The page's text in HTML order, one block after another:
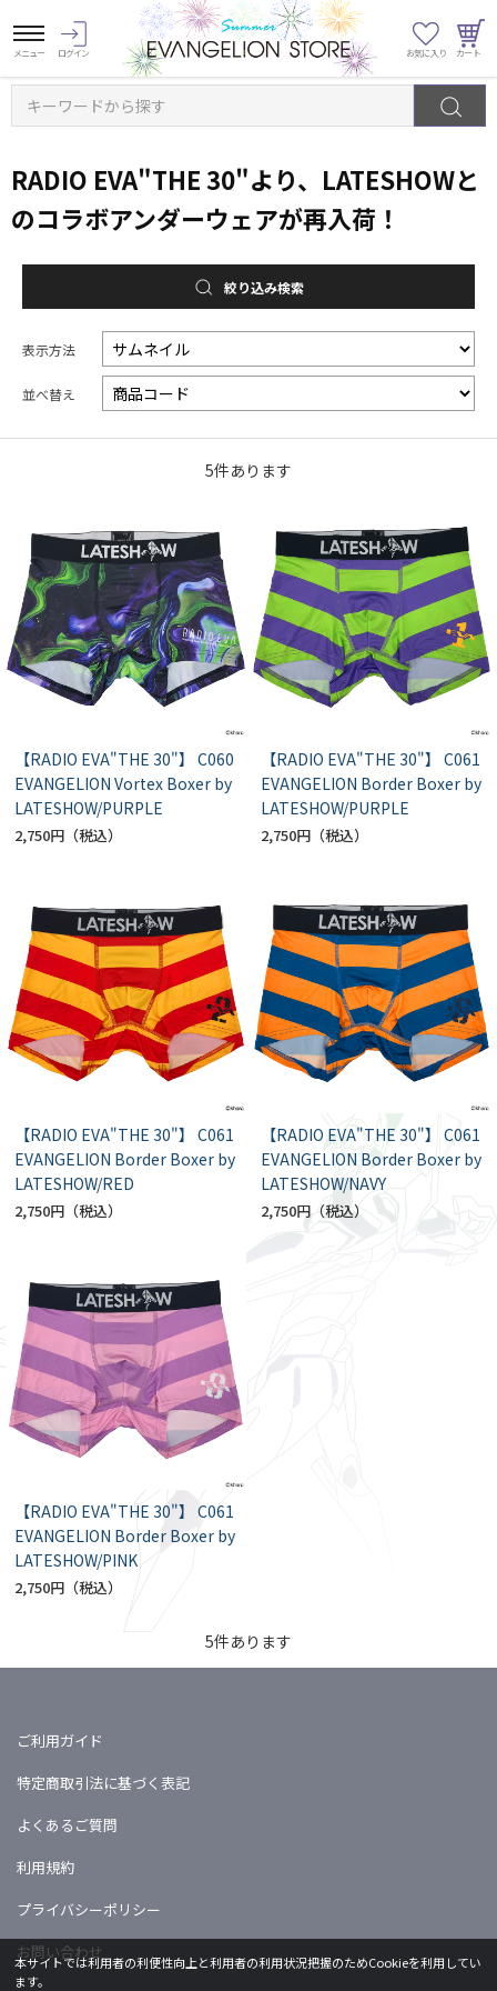
キーワードから探す
RADIO EVA"THE 30"より、LATESHOWと
のコラボアンダーウェアが再入荷！
絞り込み検索
表示方法
並べ替え
5件あります
【RADIO EVA"THE 30"】 C060
EVANGELION Vortex Boxer by
LATESHOW/PURPLE
2,750円
【RADIO EVA"THE 30"】 C061
EVANGELION Border Boxer by
LATESHOW/PURPLE
2,750円
【RADIO EVA"THE 30"】 C061
EVANGELION Border Boxer by
LATESHOW/RED
2,750円
【RADIO EVA"THE 30"】 C061
EVANGELION Border Boxer by
LATESHOW/NAVY
2,750円
【RADIO EVA"THE 30"】 C061
EVANGELION Border Boxer by
LATESHOW/PINK
2,750円
5件あります
ご利用ガイド
特定商取引法に基づく表記
よくあるご質問
利用規約
プライバシーポリシー
お問い合わせ
本サイトでは利用者の利便性向上と利用者の利用状況把握のためCookieを利用してい
ます。